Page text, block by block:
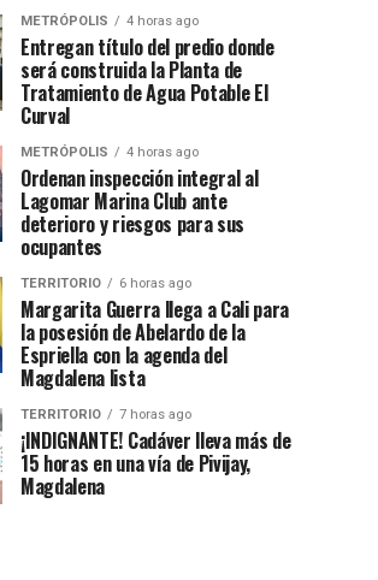
METRÓPOLIS 4 horas ago
Entregan título del predio donde
será construida la Planta de
Tratamiento de Agua Potable El
Curval
METRÓPOLIS 4 horas ago
Ordenan inspección integral al
Lagomar Marina Club ante
deterioro y riesgos para sus
ocupantes
TERRITORIO 6 horas ago
Margarita Guerra llega a Cali para
la posesión de Abelardo de la
Espriella con la agenda del
Magdalena lista
TERRITORIO 7 horas ago
¡INDIGNANTE! Cadáver lleva más de
15 horas en una vía de Pivijay,
Magdalena